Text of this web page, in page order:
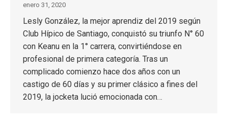
enero 31, 2020
Lesly González, la mejor aprendiz del 2019 según
Club Hípico de Santiago, conquistó su triunfo N° 60
con Keanu en la 1° carrera, convirtiéndose en
profesional de primera categoría. Tras un
complicado comienzo hace dos años con un
castigo de 60 días y su primer clásico a fines del
2019, la jocketa lució emocionada con…